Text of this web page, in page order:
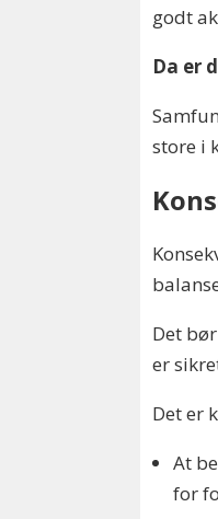
godt
Da er
store i
Det
er
Det er
At
for